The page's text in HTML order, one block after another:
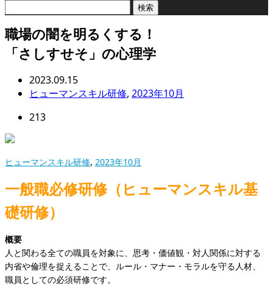
職場の闇を明るくする！
「さしすせそ」の心理学
2023.09.15
ヒューマンスキル研修, 2023年10月
213
ヒューマンスキル研修, 2023年10月
一般職必修研修（ヒューマンスキル基
礎研修）
概要
人と関わる全ての職員を対象に、思考・価値観・対人関係に対する
内省や倫理を捉えることで、ルール・マナー・モラルを守る人材、
職員としての必須研修です。